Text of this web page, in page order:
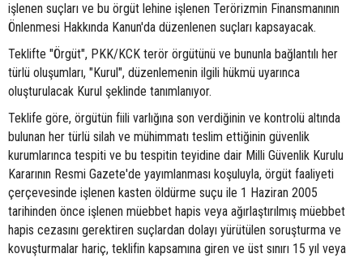
işlenen suçları ve bu örgüt lehine işlenen Terörizmin Finansmanının
Önlenmesi Hakkında Kanun'da düzenlenen suçları kapsayacak.
Teklifte "Örgüt", PKK/KCK terör örgütünü ve bununla bağlantılı her
türlü oluşumları, "Kurul", düzenlemenin ilgili hükmü uyarınca
oluşturulacak Kurul şeklinde tanımlanıyor.
Teklife göre, örgütün fiili varlığına son verdiğinin ve kontrolü altında
bulunan her türlü silah ve mühimmatı teslim ettiğinin güvenlik
kurumlarınca tespiti ve bu tespitin teyidine dair Milli Güvenlik Kurulu
Kararının Resmi Gazete'de yayımlanması koşuluyla, örgüt faaliyeti
çerçevesinde işlenen kasten öldürme suçu ile 1 Haziran 2005
tarihinden önce işlenen müebbet hapis veya ağırlaştırılmış müebbet
hapis cezasını gerektiren suçlardan dolayı yürütülen soruşturma ve
kovuşturmalar hariç, teklifin kapsamına giren ve üst sınırı 15 yıl veya